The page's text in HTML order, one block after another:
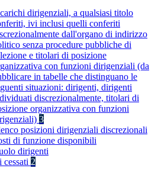
dirigenziali, a qualsiasi titolo
ivi inclusi quelli conferiti
dall'organo di indirizzo
senza procedure pubbliche di
e titolari di posizione
con funzioni dirigenziali (da
in tabelle che distinguano le
situazioni: dirigenti, dirigenti
discrezionalmente, titolari di
organizzativa con funzioni
3
posizioni dirigenziali discrezionali
di funzione disponibili
dirigenti
2